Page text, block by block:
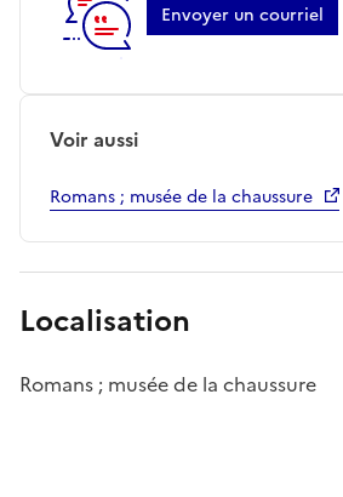
Envoyer un courriel
Voir aussi
Romans ; musée de la chaussure
Localisation
Romans ; musée de la chaussure